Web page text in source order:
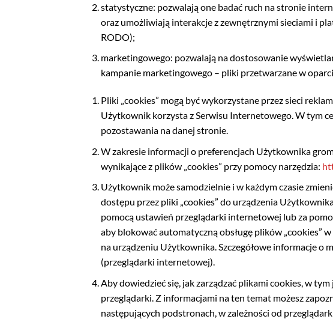
statystyczne: pozwalają one badać ruch na stronie
oraz umożliwiają interakcje z zewnętrznymi sieciami i
RODO);
marketingowego: pozwalają na dostosowanie
kampanie marketingowego – pliki przetwarzane w
Pliki „cookies” mogą być wykorzystane przez sieci
Użytkownik korzysta z Serwisu Internetowego. W tym
pozostawania na danej stronie.
W zakresie informacji o preferencjach Użytkownika
wynikające z plików „cookies” przy pomocy narzędzia:
Użytkownik może samodzielnie i w każdym czasie
dostępu przez pliki „cookies” do urządzenia
pomocą ustawień przeglądarki internetowej lub za
aby blokować automatyczną obsługę plików „cookies”
na urządzeniu Użytkownika. Szczegółowe informacje o
(przeglądarki internetowej).
Aby dowiedzieć się, jak zarządzać plikami cookies, w
przeglądarki. Z informacjami na ten temat możesz
następujących podstronach, w zależności od